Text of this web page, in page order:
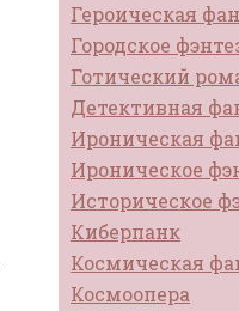
Героическая
Городское
Готический
Детективная
Ироническая
Ироническое
Историческое
Киберпанк
Космическая
Космоопера